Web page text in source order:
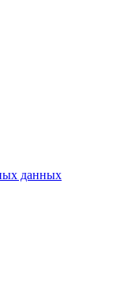
данных